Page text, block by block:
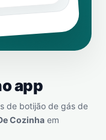
app
de botijão de gás de
Cozinha em